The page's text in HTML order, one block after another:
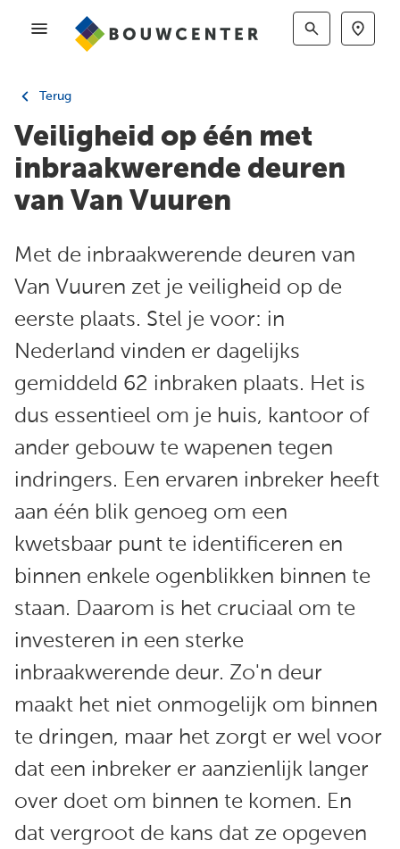
Terug
Veiligheid op één met
inbraakwerende deuren
van Van Vuuren
Met de inbraakwerende deuren van
Van Vuuren zet je veiligheid op de
eerste plaats. Stel je voor: in
Nederland vinden er dagelijks
gemiddeld 62 inbraken plaats. Het is
dus essentieel om je huis, kantoor of
ander gebouw te wapenen tegen
indringers. Een ervaren inbreker heeft
aan één blik genoeg om een
kwetsbaar punt te identificeren en
binnen enkele ogenblikken binnen te
staan. Daarom is het cruciaal om te
investeren in een sterke
inbraakwerende deur. Zo'n deur
maakt het niet onmogelijk om binnen
te dringen, maar het zorgt er wel voor
dat een inbreker er aanzienlijk langer
over doet om binnen te komen. En
dat vergroot de kans dat ze opgeven